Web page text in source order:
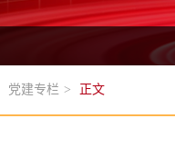
党建专栏 > 正文